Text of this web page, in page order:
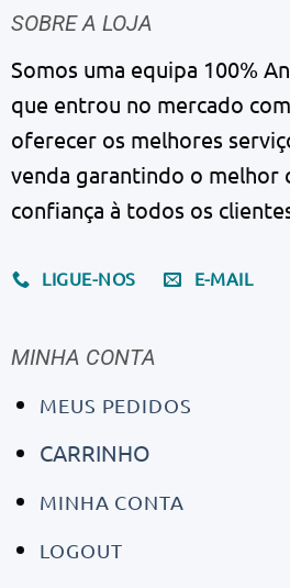
SOBRE A LOJA
Somos uma equipa 100%
que entrou no mercado
oferecer os melhores
venda garantindo o melhor
confiança à todos os
LIGUE-NOS E-MAIL
MINHA CONTA
MEUS PEDIDOS
CARRINHO
MINHA CONTA
LOGOUT